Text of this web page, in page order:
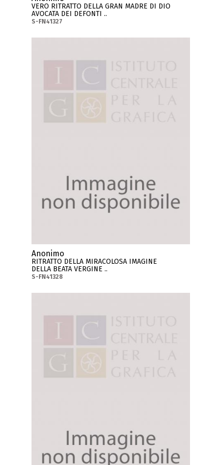
VERO RITRATTO DELLA GRAN MADRE DI DIO
AVOCATA DEI DEFONTI ..
S-FN41327
Anonimo
RITRATTO DELLA MIRACOLOSA IMAGINE
DELLA BEATA VERGINE ..
S-FN41328